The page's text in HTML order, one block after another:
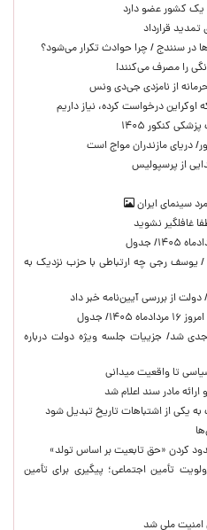
یک کشور عضو دارد
تمدید قرارداد
درخواست کرده، نیاز داریم
کنکور ۱۴۰۵
دریای مازندران مواج است
از پرسپولیس
سینمای ایران
غافلگیر نشوید
/ یوسف رجی چه ارتباطی با حزب نزدیک به
از بررسی آیین‌نامه خبر داد
جدول
جدی شد/ جزییات جلسه ویژه دولت درباره
تا واقعیت میدانی
یکی از اشتباهات تاریخ تبدیل شود
کردن «حق تابعیت بر اساس تولد»
تأمین اجتماعی؛ پیگیری برای تأمین
امنیت ملی شد